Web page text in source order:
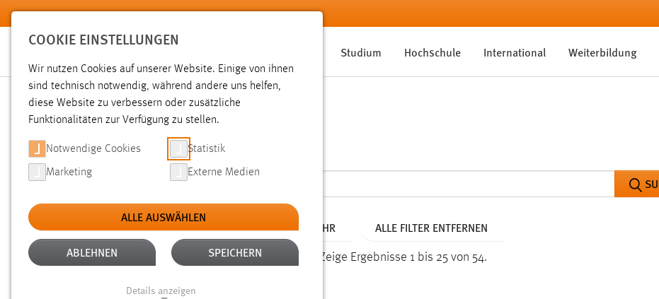
Zum Hauptinhalt springen
Studium Hochschule International Weiterbildung
SUCHE
Aktive Filter: TYP: DATEIEN ALTER: 6 MONATE BIS 1 JAHR ALLE FILTER ENTFERNEN
Gesucht nach "Messe". Es wurden 54 Ergebnisse gefunden. Zeige Ergebnisse 1 bis 25 von 54.
COOKIE EINSTELLUNGEN
Wir nutzen Cookies auf unserer Website. Einige von ihnen
sind technisch notwendig, während andere uns helfen,
diese Website zu verbessern oder zusätzliche
Funktionalitäten zur Verfügung zu stellen.
Notwendige Cookies Statistik
Marketing Externe Medien
ALLE AUSWÄHLEN
ABLEHNEN SPEICHERN
Details anzeigen